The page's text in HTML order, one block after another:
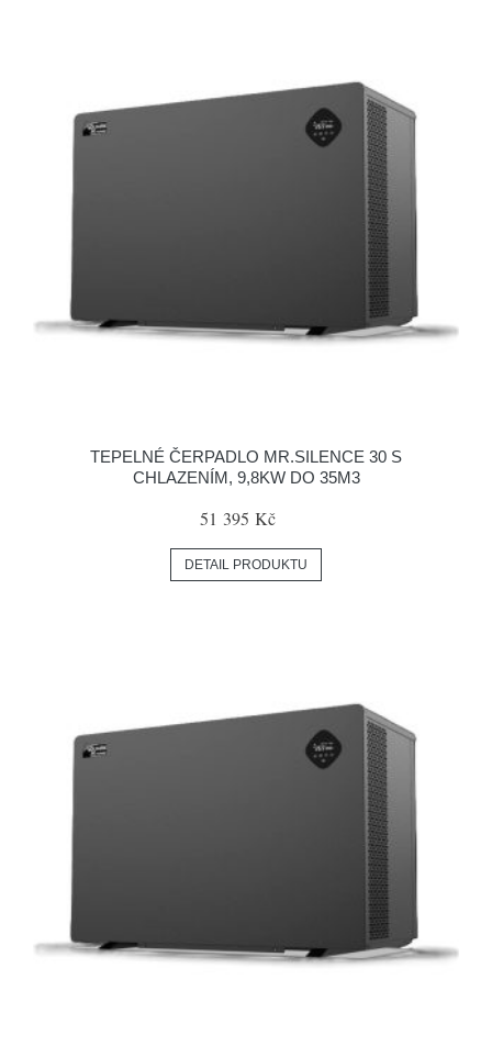
TEPELNÉ ČERPADLO MR.SILENCE 30 S
CHLAZENÍM, 9,8KW DO 35M3
51 395 Kč
DETAIL PRODUKTU